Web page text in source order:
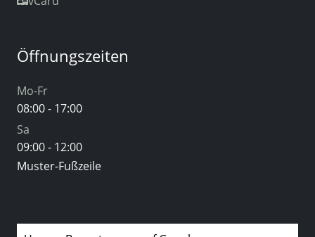
Öffnungszeiten
Mo-Fr
08:00 - 17:00
Sa
09:00 - 12:00
Muster-Fußzeile